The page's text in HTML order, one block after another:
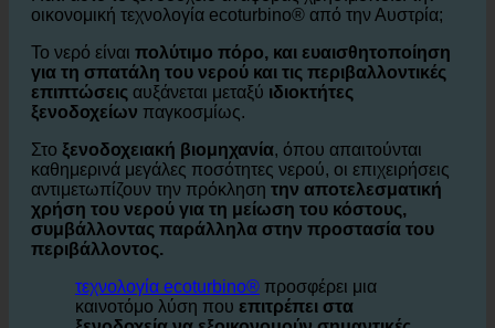
Γιατί αυτό το ξενοδοχείο αναφοράς χρησιμοποιεί την
οικονομική τεχνολογία ecoturbino® από την Αυστρία;
Το νερό είναιπολύτιμο πόρο, και ευαισθητοποίηση
για τη σπατάλη του νερού και τις περιβαλλοντικές
επιπτώσειςαυξάνεται μεταξύιδιοκτήτες
ξενοδοχείωνπαγκοσμίως.
Στοξενοδοχειακή βιομηχανία , όπου απαιτούνται
καθημερινά μεγάλες ποσότητες νερού, οι επιχειρήσεις
αντιμετωπίζουν την πρόκληση την αποτελεσματική
χρήση του νερού για τη μείωση του κόστους,
συμβάλλοντας παράλληλα στην προστασία του
περιβάλλοντος.